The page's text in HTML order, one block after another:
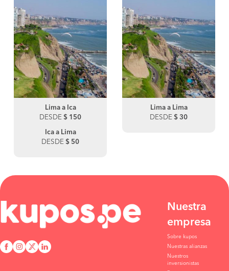
Lima a Ica
DESDE $ 150
Ica a Lima
DESDE $ 50
Lima a Lima
DESDE $ 30
Nuestra
empresa
Sobre kupos
Nuestras alianzas
Nuestros
inversionistas